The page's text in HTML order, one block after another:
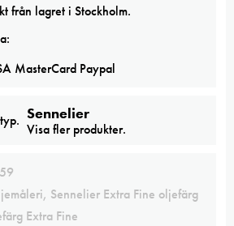
från lagret i Stockholm.
Sennelier
Visa fler produkter.
, Sennelier Extra Fine oljefärg
Extra Fine